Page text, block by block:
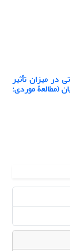
در میزان تأثیر
(مطالعۀ موردی: